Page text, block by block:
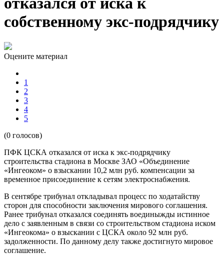
собственному экс-подрядчику
Оцените материал
1
2
3
4
5
(0 голосов)
ПФК ЦСКА отказался от иска к экс-подрядчику
строительства стадиона в Москве ЗАО «Объединение
«Ингеоком» о взыскании 10,2 млн руб. компенсации за
временное присоединение к сетям электроснабжения.
В сентябре трибунал откладывал процесс по ходатайству
сторон для способности заключения мирового соглашения.
Ранее трибунал отказался соединять воединыжды истинное
дело с заявленным в связи со строительством стадиона иском
«Ингеокома» о взыскании с ЦСКА около 92 млн руб.
задолженности. По данному делу также достигнуто мировое
соглашение.